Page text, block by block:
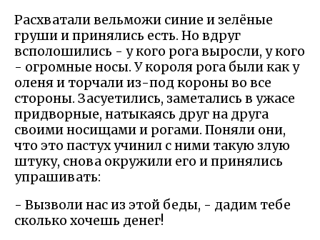
Расхватали вельможи синие и зелёные
груши и принялись есть. Но вдруг
всполошились - у кого рога выросли, у кого
- огромные носы. У короля рога были как у
оленя и торчали из-под короны во все
стороны. Засуетились, заметались в ужасе
придворные, натыкаясь друг на друга
своими носищами и рогами. Поняли они,
что это пастух учинил с ними такую злую
штуку, снова окружили его и принялись
упрашивать:
- Вызволи нас из этой беды, - дадим тебе
сколько хочешь денег!